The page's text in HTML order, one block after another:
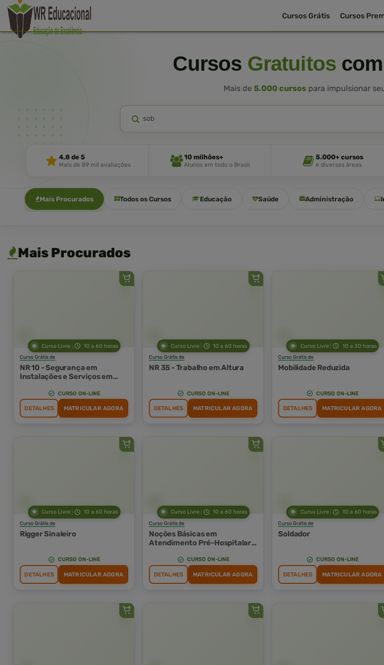
Cursos Grátis Cursos
Cursos Gratuitos
Mais de 5.000 cursos para impulsionar
4,8 de 5
Mais de 89 mil avaliações
10 milhões+
Alunos em todo o Brasil
5.000+ cursos
e diversas áreas
Mais Procurados Todos os Cursos Educação Saúde Administração
Mais Procurados
Curso Livre 10 a 60 horas
Curso Grátis de
NR 10 - Segurança em
Instalações e Serviços em
CURSO ON-LINE
DETALHES MATRICULAR AGORA
Curso Livre 10 a 60 horas
Curso Grátis de
NR 35 - Trabalho em Altura
CURSO ON-LINE
DETALHES MATRICULAR AGORA
Curso Livre 10 a 30 horas
Curso Grátis de
Mobilidade Reduzida
CURSO ON-LINE
DETALHES MATRICULAR AGORA
Curso Livre 10 a 60 horas
Curso Grátis de
Rigger Sinaleiro
CURSO ON-LINE
DETALHES MATRICULAR AGORA
Curso Livre 10 a 60 horas
Curso Grátis de
Noções Básicas em
Atendimento Pré-Hospitalar
Vida (SBV) CURSO ON-LINE
DETALHES MATRICULAR AGORA
Curso Livre 10 a 60 horas
Curso Grátis de
Soldador
CURSO ON-LINE
DETALHES MATRICULAR AGORA